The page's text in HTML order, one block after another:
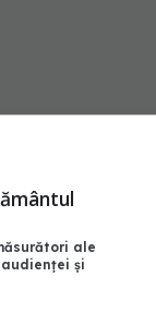
răni.
ale
și